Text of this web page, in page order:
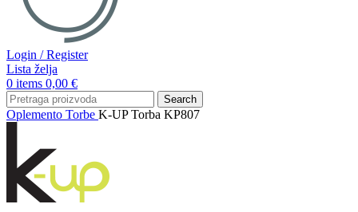
Login / Register
Lista želja
0 items 0,00 €
Search
Oplemento Torbe K-UP Torba KP807